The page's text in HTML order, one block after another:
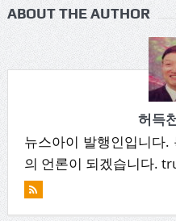
ABOUT THE AUTHOR
허득
뉴스아이 발행인입니다
의 언론이 되겠습니다.